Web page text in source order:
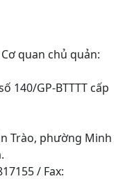
quan chủ quản:
140/GP-BTTTT cấp
Trào, phường Minh
/ Fax: